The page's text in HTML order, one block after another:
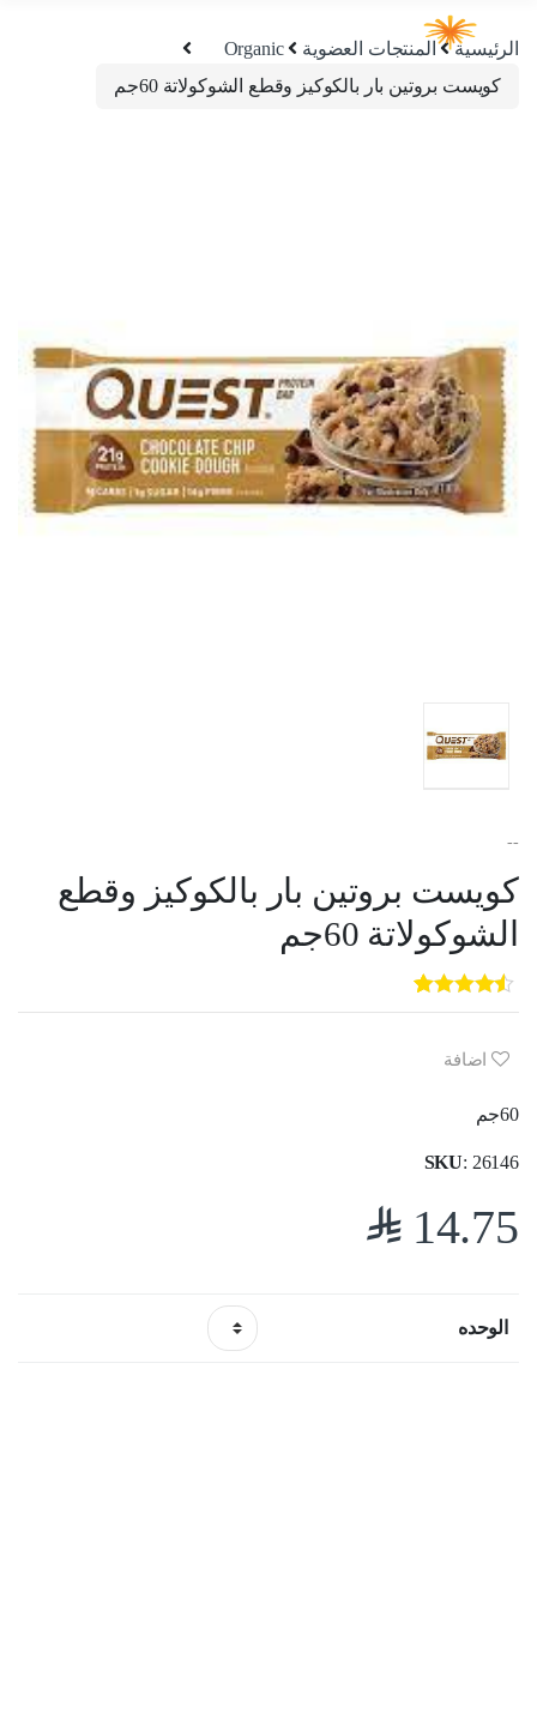
الرئيسية المنتجات العضوية
Organic
كويست بروتين بار بالكوكيز وقطع الشوكولاتة 60جم
--
كويست بروتين بار بالكوكيز وقطع
الشوكولاتة 60جم
5
out of
5
3
customer
ratings
اضافة
60جم
SKU: 26146
14.75
$
الوحده